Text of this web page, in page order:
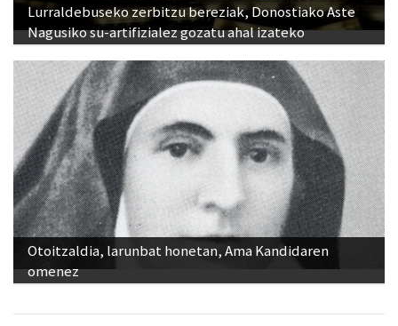
Lurraldebuseko zerbitzu bereziak, Donostiako Aste
Nagusiko su-artifizialez gozatu ahal izateko
Otoitzaldia, larunbat honetan, Ama Kandidaren
omenez